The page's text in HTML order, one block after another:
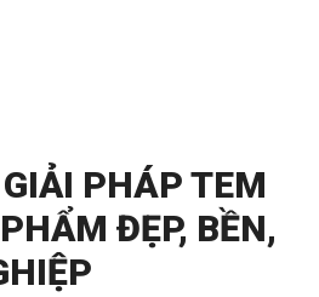
PHÁP TEM
ĐẸP, BỀN,